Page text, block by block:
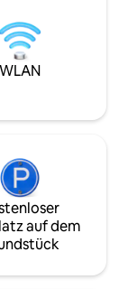
Hängematten
Zedernbäumen.
den großartigen
Geschäften und
Staates und 30
WLAN
auf dem